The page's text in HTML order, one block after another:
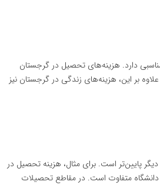
دارد. هزینه‌های تحصیل در گرجستان
بر این، هزینه‌های زندگی در گرجستان نیز
پایین‌تر است. برای مثال، هزینه تحصیل در
است، که بسته به رشته و دانشگاه متفاوت است. در مقاطع تحصیلات